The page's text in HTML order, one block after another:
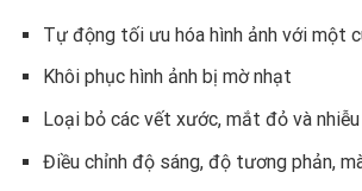
Tự động tối ưu hóa hình ảnh với một
Khôi phục hình ảnh bị mờ nhạt
Loại bỏ các vết xước, mắt đỏ và nhiễu
Điều chỉnh độ sáng, độ tương phản,